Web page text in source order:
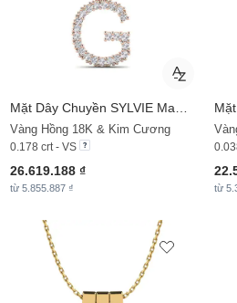
Vàng Hồng 18K & Kim Cương
0.178 crt - VS
26.619.188 ₫
từ 5.855.887 ₫ từ